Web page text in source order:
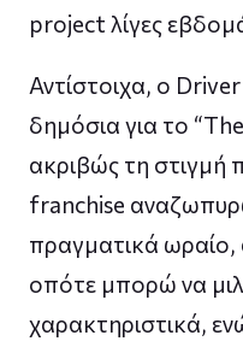
project λίγες
Αντίστοιχα, ο
δημόσια για το
ακριβώς τη στιγμή
franchise
πραγματικά ωραίο,
οπότε μπορώ να
χαρακτηριστικά,